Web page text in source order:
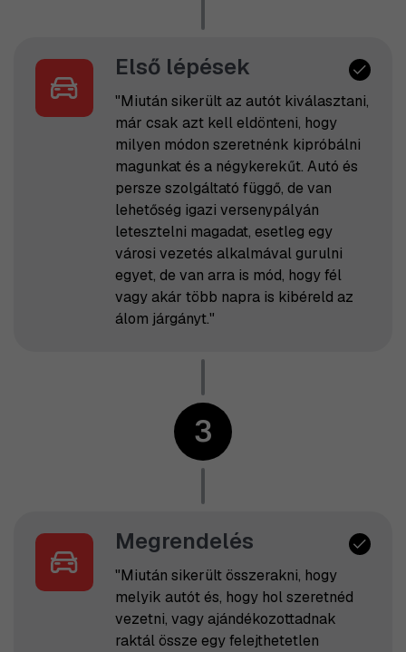
Első lépések
"Miután sikerült az autót kiválasztani,
már csak azt kell eldönteni, hogy
milyen módon szeretnénk kipróbálni
magunkat és a négykerekűt. Autó és
persze szolgáltató függő, de van
lehetőség igazi versenypályán
letesztelni magadat, esetleg egy
városi vezetés alkalmával gurulni
egyet, de van arra is mód, hogy fél
vagy akár több napra is kibéreld az
álom járgányt."
3
Megrendelés
"Miután sikerült összerakni, hogy
melyik autót és, hogy hol szeretnéd
vezetni, vagy ajándékozottadnak
raktál össze egy felejthetetlen